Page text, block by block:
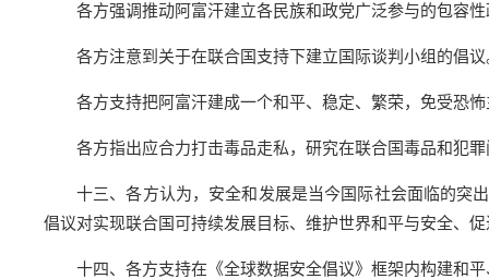
各方强调推动阿富汗建立各民族和政党广泛参与的包容
各方注意到关于在联合国支持下建立国际谈判小组的倡议
各方支持把阿富汗建成一个和平、稳定、繁荣，免受恐
各方指出应合力打击毒品走私，研究在联合国毒品和犯
十三、各方认为，安全和发展是当今国际社会面临的突
倡议对实现联合国可持续发展目标、维护世界和平与安全、
十四、各方支持在《全球数据安全倡议》框架内构建和